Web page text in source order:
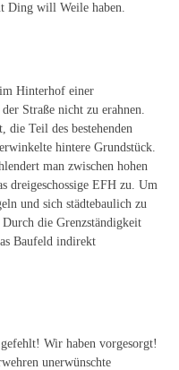
Ding will Weile haben.
Hinterhof einer
Straße nicht zu erahnen.
die Teil des bestehenden
hintere Grundstück.
man zwischen hohen
dreigeschossige EFH zu. Um
und sich städtebaulich zu
die Grenzständigkeit
Baufeld indirekt
Wir haben vorgesorgt!
unerwünschte